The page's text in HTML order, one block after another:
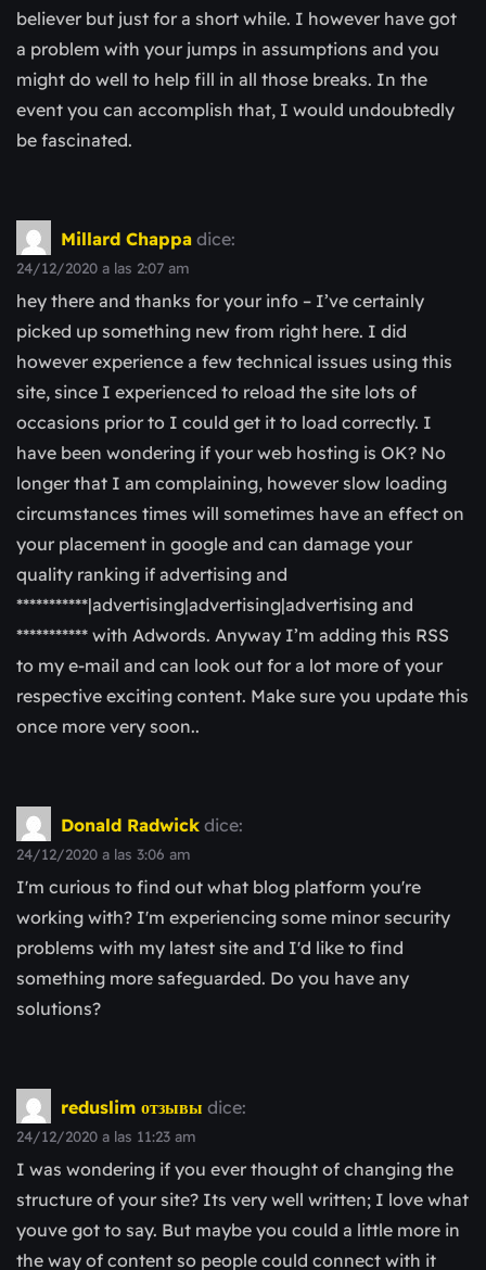
believer but just for a short while. I however have got
a problem with your jumps in assumptions and you
might do well to help fill in all those breaks. In the
event you can accomplish that, I would undoubtedly
be fascinated.
Millard Chappa dice:
24/12/2020 a las 2:07 am
hey there and thanks for your info – I’ve certainly
picked up something new from right here. I did
however experience a few technical issues using this
site, since I experienced to reload the site lots of
occasions prior to I could get it to load correctly. I
have been wondering if your web hosting is OK? No
longer that I am complaining, however slow loading
circumstances times will sometimes have an effect on
your placement in google and can damage your
quality ranking if advertising and
***********|advertising|advertising|advertising and
*********** with Adwords. Anyway I’m adding this RSS
to my e-mail and can look out for a lot more of your
respective exciting content. Make sure you update this
once more very soon..
Donald Radwick dice:
24/12/2020 a las 3:06 am
I'm curious to find out what blog platform you're
working with? I'm experiencing some minor security
problems with my latest site and I'd like to find
something more safeguarded. Do you have any
solutions?
reduslim отзывы dice:
24/12/2020 a las 11:23 am
I was wondering if you ever thought of changing the
structure of your site? Its very well written; I love what
youve got to say. But maybe you could a little more in
the way of content so people could connect with it